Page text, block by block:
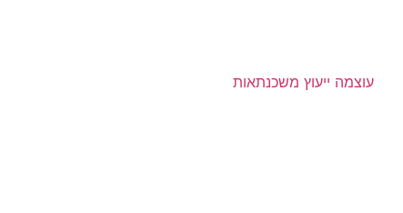
עוצמה ייעוץ משכנתאות